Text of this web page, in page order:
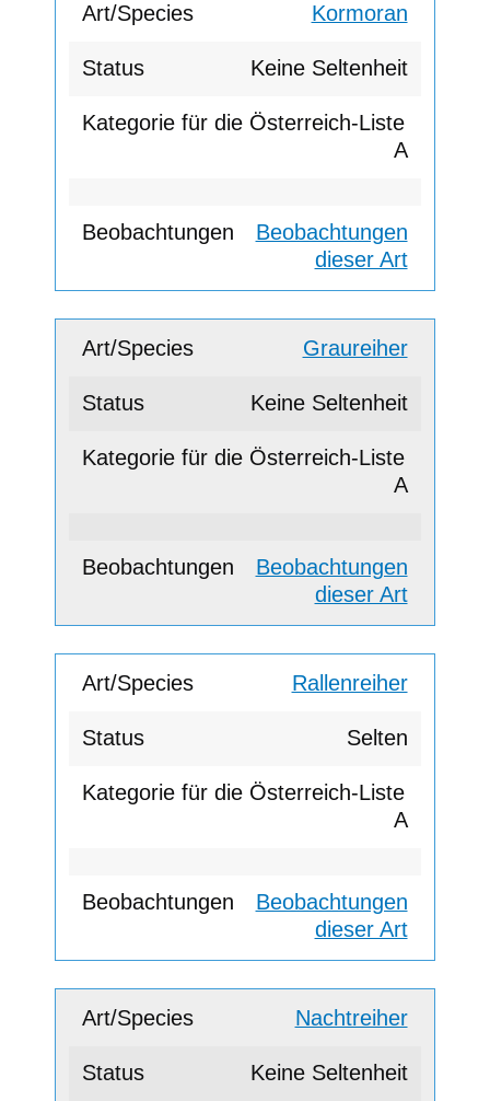
Kormoran
Keine Seltenheit
A
Beobachtungen
dieser Art
Graureiher
Keine Seltenheit
A
Beobachtungen
dieser Art
Rallenreiher
Selten
A
Beobachtungen
dieser Art
Nachtreiher
Keine Seltenheit